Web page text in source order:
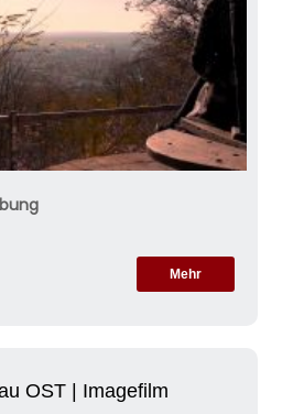
Mehr
OST | Imagefilm